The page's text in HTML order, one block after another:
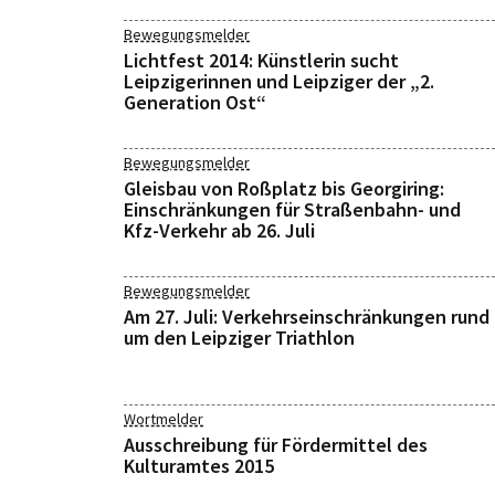
Bewegungsmelder
Lichtfest 2014: Künstlerin sucht
Leipzigerinnen und Leipziger der „2.
Generation Ost“
Bewegungsmelder
Gleisbau von Roßplatz bis Georgiring:
Einschränkungen für Straßenbahn- und
Kfz-Verkehr ab 26. Juli
Bewegungsmelder
Am 27. Juli: Verkehrseinschränkungen rund
um den Leipziger Triathlon
Wortmelder
Ausschreibung für Fördermittel des
Kulturamtes 2015